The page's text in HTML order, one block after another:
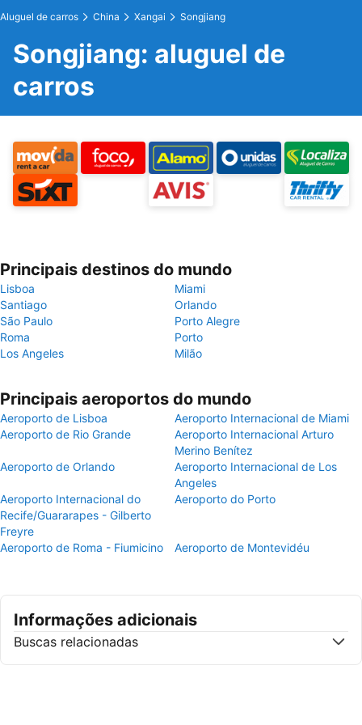
Aluguel de carros China Xangai Songjiang
Songjiang: aluguel de
carros
Principais destinos do mundo
Lisboa
Miami
Santiago
Orlando
São Paulo
Porto Alegre
Roma
Porto
Los Angeles
Milão
Principais aeroportos do mundo
Aeroporto de Lisboa
Aeroporto Internacional de Miami
Aeroporto de Rio Grande
Aeroporto Internacional Arturo
Merino Benítez
Aeroporto de Orlando
Aeroporto Internacional de Los
Angeles
Aeroporto Internacional do
Recife/Guararapes - Gilberto
Freyre
Aeroporto do Porto
Aeroporto de Roma - Fiumicino Aeroporto de Montevidéu
Informações adicionais
Buscas relacionadas